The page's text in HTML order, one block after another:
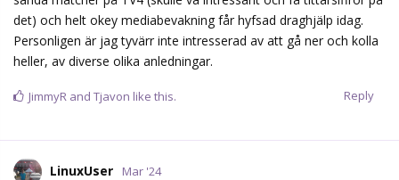
det) och helt okey mediabevakning får hyfsad draghjälp idag.
Personligen är jag tyvärr inte intresserad av att gå ner och kolla
heller, av diverse olika anledningar.
Reply
JimmyR and Tjavon like this.
LinuxUser Mar '24